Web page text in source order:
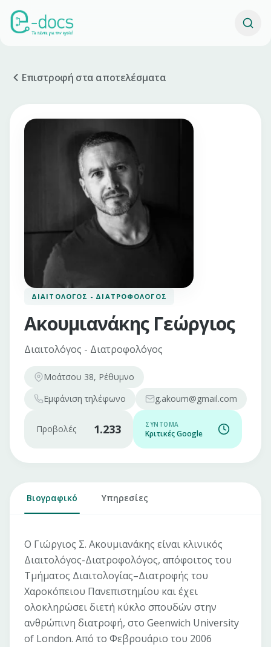
Επιστροφή στα αποτελέσματα
ΔΙΑΙΤΟΛΌΓΟΣ - ΔΙΑΤΡΟΦΟΛΌΓΟΣ
Ακουμιανάκης Γεώργιος
Διαιτολόγος - Διατροφολόγος
Μοάτσου 38, Ρέθυμνο
Εμφάνιση τηλέφωνο g.akoum@gmail.com
Προβολές 1.233 ΣΎΝΤΟΜΑ
Κριτικές Google
Βιογραφικό Υπηρεσίες
Ο Γιώργιος Σ. Ακουμιανάκης είναι κλινικός
Διαιτολόγος-Διατροφολόγος, απόφοιτος του
Τμήματος Διαιτολογίας–Διατροφής του
Χαροκόπειου Πανεπιστημίου και έχει
ολοκληρώσει διετή κύκλο σπουδών στην
ανθρώπινη διατροφή, στο Geenwich University
of London. Από το Φεβρουάριο του 2006